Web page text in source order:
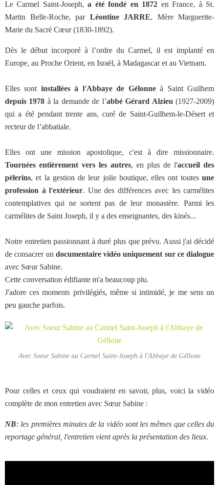
Le Carmel Saint-Joseph,a été fondé en 1872 en France, à St.
Martin Belle-Roche, par Léontine JARRE, Mère Marguerite-
Marie du Sacré Cœur (1830-1892).
Dès le début incorporé à l’ordre du Carmel, il est implanté en
Europe, au Proche Orient, en Israël, à Madagascar et au Vietnam.
Elles sont installées à l'Abbaye de Gélonneà Saint Guilhem
depuis 1978 à la demande de l’abbé Gérard Alzieu (1927-2009)
qui a été pendant trente ans, curé de Saint-Guilhem-le-Désert et
recteur de l’abbatiale.
Elles ont une mission apostolique, c'est à dire missionnaire.
Tournées entièrement vers les autres, en plus de l'accueil des
pèlerins, et la gestion de leur jolie boutique, elles ont toutes une
profession à l'extérieur. Une des différences avec les carmélites
contemplatives qui ne sortent pas de leur monastère. Parmi les
carmélites de Saint Joseph, il y a des enseignantes, des kinés...
Notre entretien passionnant à duré plus que prévu. Aussi j'ai décidé
de consacrer un documentaire vidéo uniquement sur ce dialogue
avec Sœur Sabine.
Cette conversation édifiante m'a beaucoup plu.
J'adore ces moments privilégiés, même si intimidé, je me sens un
peu gauche parfois.
Avec Soeur Sabine au Carmel Saint-Joseph à l'Abbaye de Géllone
Pour celles et ceux qui voudraient en savoir, plus, voici la vidéo
complète de mon entretien avec Sœur Sabine :
NB: les premières minutes de la vidéo sont les mêmes que celles du
reportage général, l'entretien vient après la présentation des lieux.